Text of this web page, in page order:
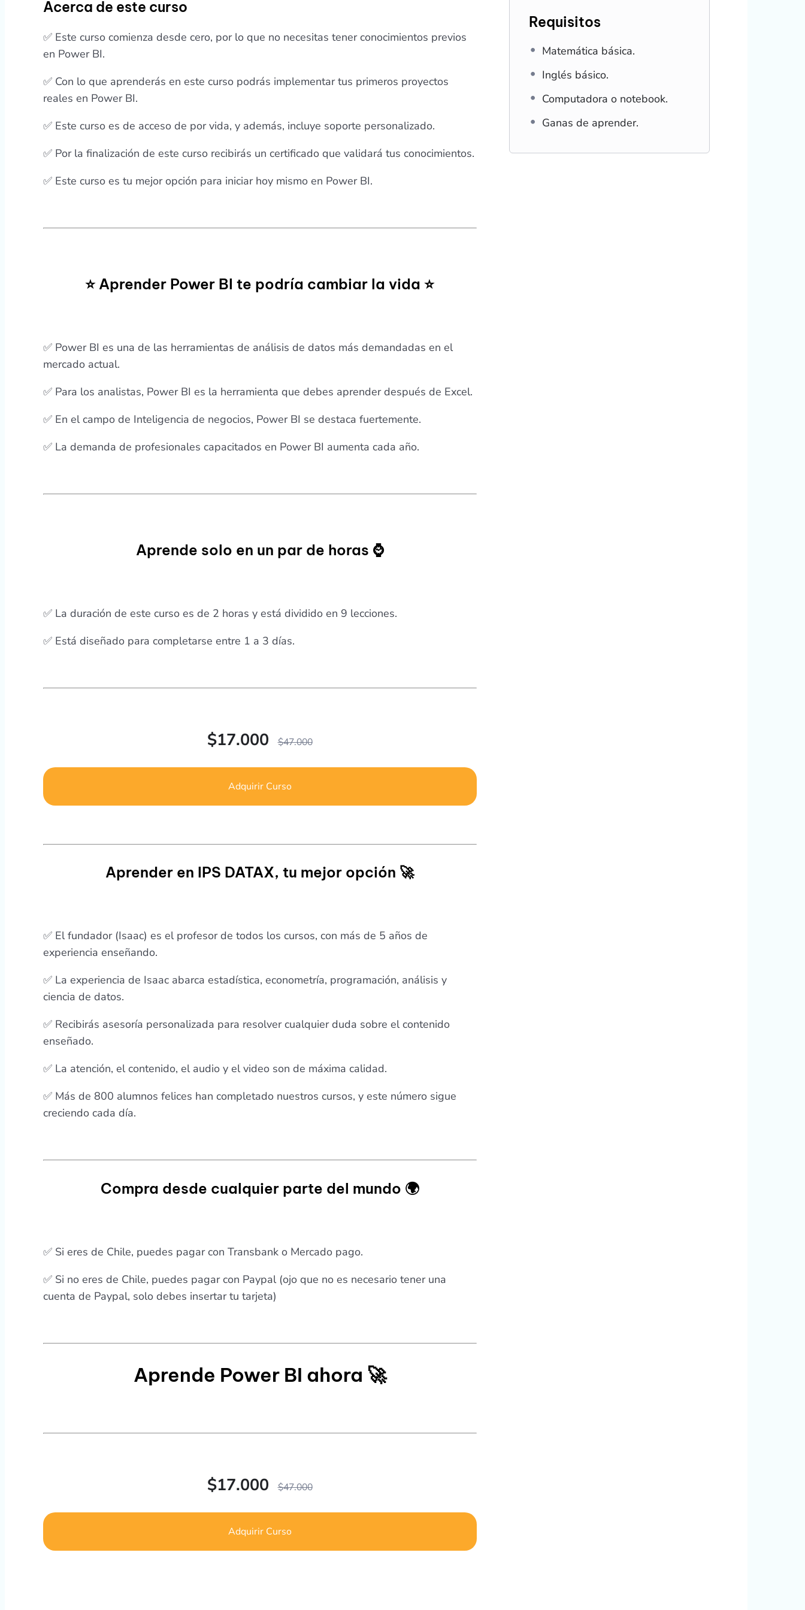
Acerca de este curso
✅ Este curso comienza desde cero, por lo que no necesitas tener conocimientos previos
en Power BI.
✅ Con lo que aprenderás en este curso podrás implementar tus primeros proyectos
reales en Power BI.
✅ Este curso es de acceso de por vida, y además, incluye soporte personalizado.
✅ Por la finalización de este curso recibirás un certificado que validará tus conocimientos.
✅ Este curso es tu mejor opción para iniciar hoy mismo en Power BI.
⭐ Aprender Power BI te podría cambiar la vida ⭐
✅ Power BI es una de las herramientas de análisis de datos más demandadas en el
mercado actual.
✅ Para los analistas, Power BI es la herramienta que debes aprender después de Excel.
✅ En el campo de Inteligencia de negocios, Power BI se destaca fuertemente.
✅ La demanda de profesionales capacitados en Power BI aumenta cada año.
Aprende solo en un par de horas ⌚
✅ La duración de este curso es de 2 horas y está dividido en 9 lecciones.
✅ Está diseñado para completarse entre 1 a 3 días.
$17.000 $47.000
Adquirir Curso
Aprender en IPS DATAX, tu mejor opción 🚀
✅ El fundador (Isaac) es el profesor de todos los cursos, con más de 5 años de
experiencia enseñando.
✅ La experiencia de Isaac abarca estadística, econometría, programación, análisis y
ciencia de datos.
✅ Recibirás asesoría personalizada para resolver cualquier duda sobre el contenido
enseñado.
✅ La atención, el contenido, el audio y el video son de máxima calidad.
✅ Más de 800 alumnos felices han completado nuestros cursos, y este número sigue
creciendo cada día.
Compra desde cualquier parte del mundo 🌍
✅ Si eres de Chile, puedes pagar con Transbank o Mercado pago.
✅ Si no eres de Chile, puedes pagar con Paypal (ojo que no es necesario tener una
cuenta de Paypal, solo debes insertar tu tarjeta)
Aprende Power BI ahora 🚀
$17.000 $47.000
Adquirir Curso
Requisitos
Matemática básica.
Inglés básico.
Computadora o notebook.
Ganas de aprender.